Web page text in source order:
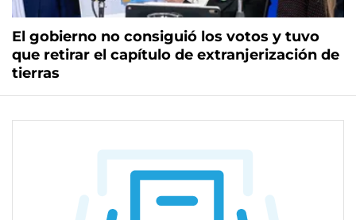
El gobierno no consiguió los votos y tuvo
que retirar el capítulo de extranjerización de
tierras